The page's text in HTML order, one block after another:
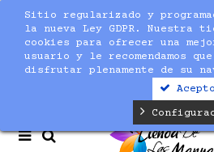
Notice : Undefined index:
/home/nuevaltm/public_html/
on line19
Sitio regularizado y
la nueva Ley GDPR. Nuestra
cookies para ofrecer una
usuario y le recomendamos
disfrutar plenamente de su